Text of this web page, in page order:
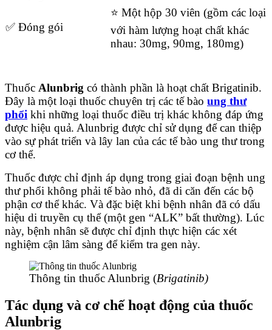
✅ Đóng gói
⭐ Một hộp 30 viên (gồm các loại
với hàm lượng hoạt chất khác
nhau: 30mg, 90mg, 180mg)
Thuốc Alunbrig có thành phần là hoạt chất Brigatinib.
Đây là một loại thuốc chuyên trị các tế bào ung thư
phổi khi những loại thuốc điều trị khác không đáp ứng
được hiệu quả. Alunbrig được chỉ sử dụng để can thiệp
vào sự phát triển và lây lan của các tế bào ung thư trong
cơ thể.
Thuốc được chỉ định áp dụng trong giai đoạn bệnh ung
thư phổi không phải tế bào nhỏ, đã di căn đến các bộ
phận cơ thể khác. Và đặc biệt khi bệnh nhân đã có dấu
hiệu di truyền cụ thể (một gen “ALK” bất thường). Lúc
này, bệnh nhân sẽ được chỉ định thực hiện các xét
nghiệm cận lâm sàng để kiểm tra gen này.
Thông tin thuốc Alunbrig (Brigatinib)
Tác dụng và cơ chế hoạt động của thuốc
Alunbrig